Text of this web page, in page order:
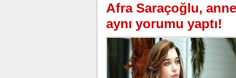
Afra Saraçoğlu,
aynı yorumu yaptı!